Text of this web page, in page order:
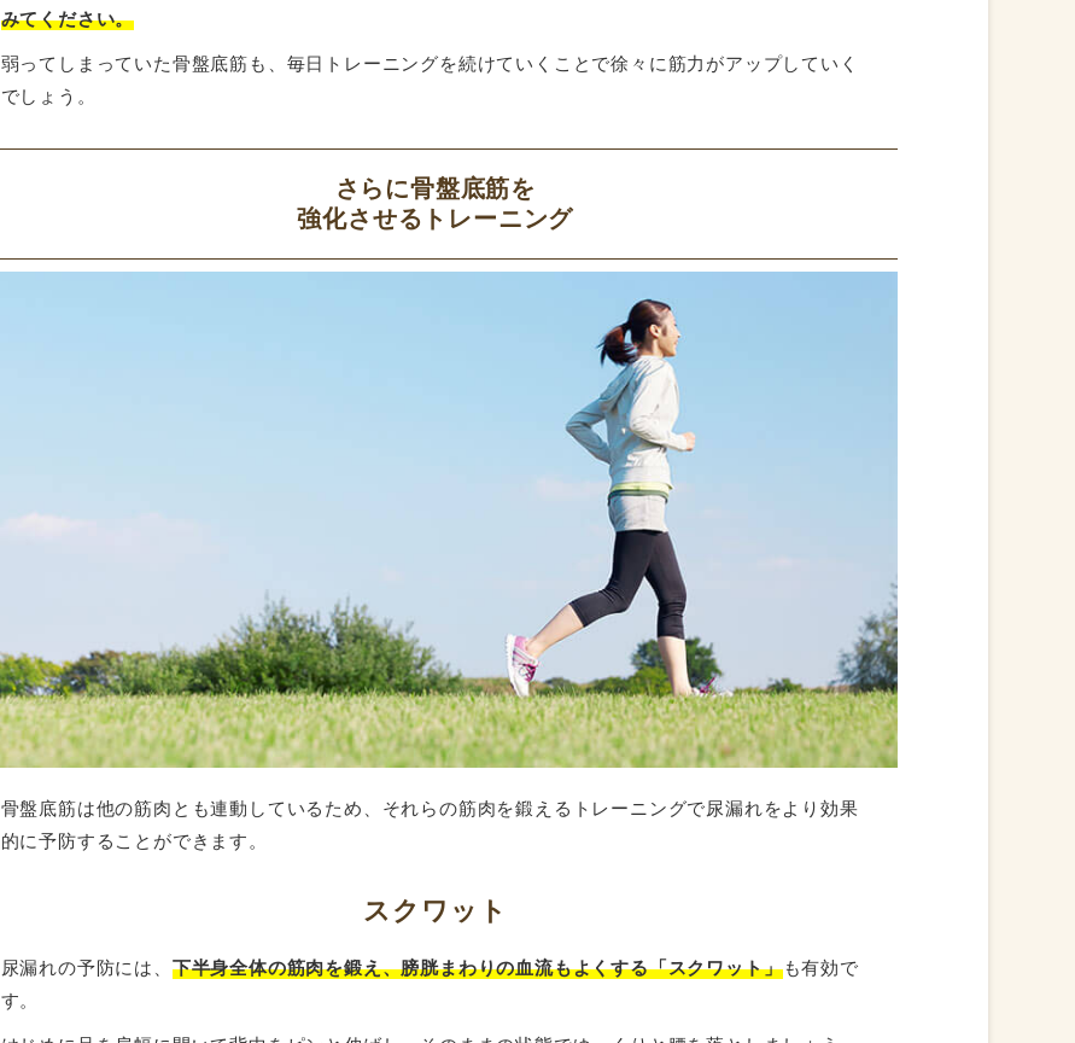
みてください。
弱ってしまっていた骨盤底筋も、毎日トレーニングを続けていくことで徐々に筋力がアップしていく
でしょう。
さらに骨盤底筋を
強化させるトレーニング
骨盤底筋は他の筋肉とも連動しているため、それらの筋肉を鍛えるトレーニングで尿漏れをより効果
的に予防することができます。
スクワット
尿漏れの予防には、 下半身全体の筋肉を鍛え、膀胱まわりの血流もよくする「スクワット」も有効で
す。